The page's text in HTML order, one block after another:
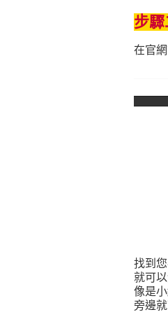
步驟
在官
找到
就可
像是
旁邊